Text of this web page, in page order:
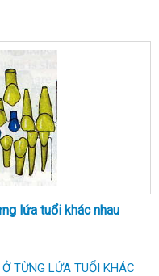
lứa tuổi khác nhau
TỪNG LỨA TUỔI KHÁC